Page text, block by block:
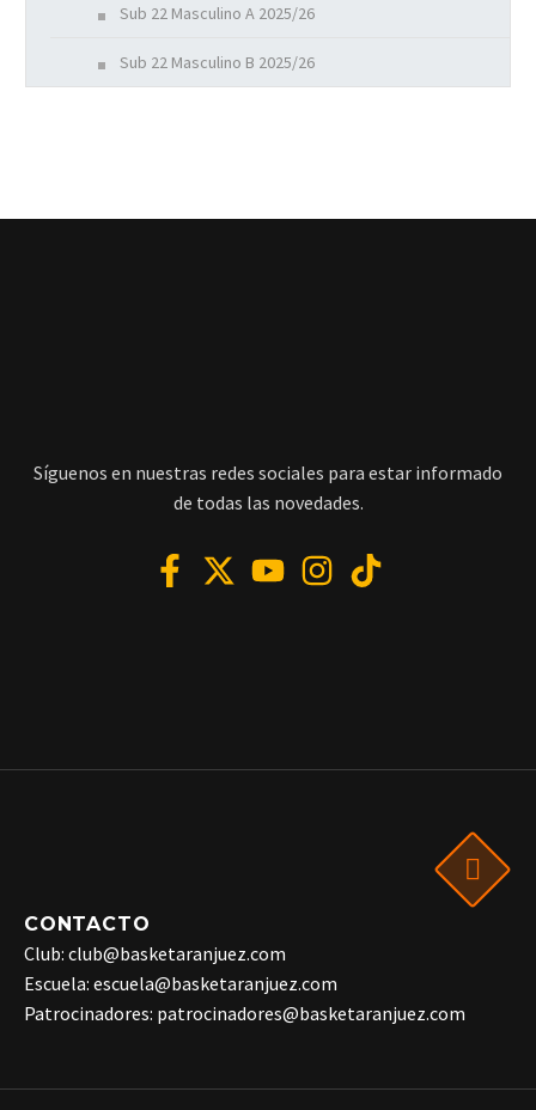
Sub 22 Masculino A 2025/26
Sub 22 Masculino B 2025/26
Síguenos en nuestras redes sociales para estar informado
de todas las novedades.
CONTACTO
Club: club@basketaranjuez.com
Escuela: escuela@basketaranjuez.com
Patrocinadores: patrocinadores@basketaranjuez.com